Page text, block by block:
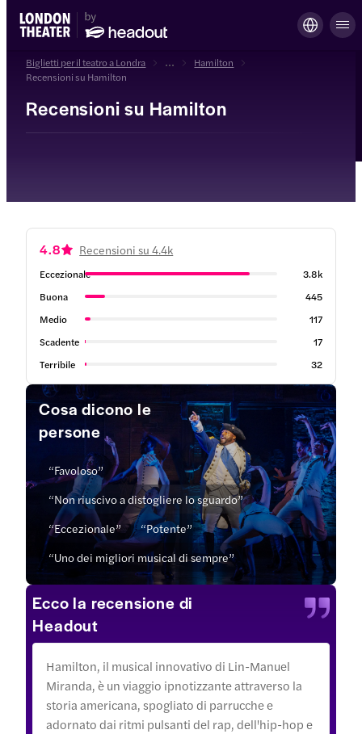
Biglietti per il teatro a Londra ...
Hamilton
Recensioni su Hamilton
Recensioni su Hamilton
4.8 Recensioni su 4.4k
Eccezionale
3.8k
Buona
445
Medio
117
Scadente
17
Terribile
32
Cosa dicono le
persone
“Favoloso”
“Non riuscivo a distogliere lo sguardo”
“Eccezionale”
“Potente”
“Uno dei migliori musical di sempre”
Ecco la recensione di
Headout
Hamilton, il musical innovativo di Lin-Manuel
Miranda, è un viaggio ipnotizzante attraverso la
storia americana, spogliato di parrucche e
adornato dai ritmi pulsanti del rap, dell'hip-hop e